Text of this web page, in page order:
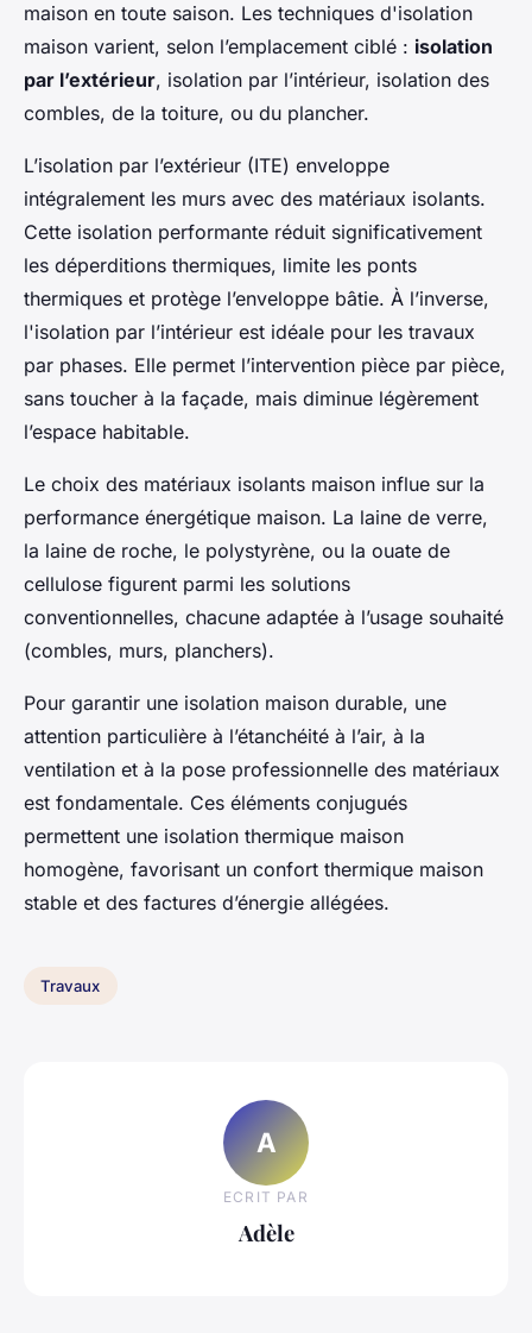
maison en toute saison. Les techniques d'isolation
maison varient, selon l’emplacement ciblé : isolation
par l’extérieur, isolation par l’intérieur, isolation des
combles, de la toiture, ou du plancher.
L’isolation par l’extérieur (ITE) enveloppe
intégralement les murs avec des matériaux isolants.
Cette isolation performante réduit significativement
les déperditions thermiques, limite les ponts
thermiques et protège l’enveloppe bâtie. À l’inverse,
l'isolation par l’intérieur est idéale pour les travaux
par phases. Elle permet l’intervention pièce par pièce,
sans toucher à la façade, mais diminue légèrement
l’espace habitable.
Le choix des matériaux isolants maison influe sur la
performance énergétique maison. La laine de verre,
la laine de roche, le polystyrène, ou la ouate de
cellulose figurent parmi les solutions
conventionnelles, chacune adaptée à l’usage souhaité
(combles, murs, planchers).
Pour garantir une isolation maison durable, une
attention particulière à l’étanchéité à l’air, à la
ventilation et à la pose professionnelle des matériaux
est fondamentale. Ces éléments conjugués
permettent une isolation thermique maison
homogène, favorisant un confort thermique maison
stable et des factures d’énergie allégées.
Travaux
A
ECRIT PAR
Adèle